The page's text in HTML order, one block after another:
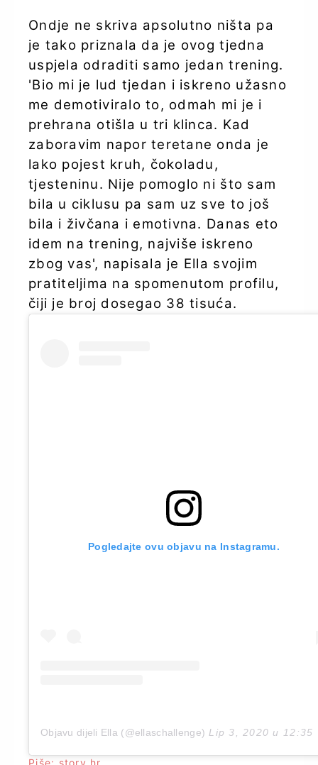
Ondje ne skriva apsolutno ništa pa
je tako priznala da je ovog tjedna
uspjela odraditi samo jedan trening.
'Bio mi je lud tjedan i iskreno užasno
me demotiviralo to, odmah mi je i
prehrana otišla u tri klinca. Kad
zaboravim napor teretane onda je
lako pojest kruh, čokoladu,
tjesteninu. Nije pomoglo ni što sam
bila u ciklusu pa sam uz sve to još
bila i živčana i emotivna. Danas eto
idem na trening, najviše iskreno
zbog vas', napisala je Ella svojim
pratiteljima na spomenutom profilu,
čiji je broj dosegao 38 tisuća.
Pogledajte ovu objavu na Instagramu.
Objavu dijeli Ella (@ellaschallenge) Lip 3, 2020 u 12:35 PDT